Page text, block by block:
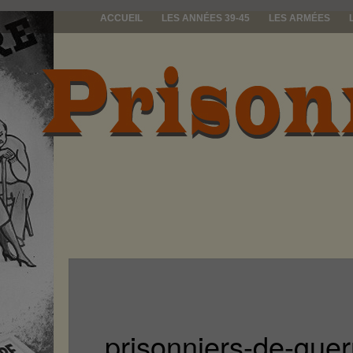
ACCUEIL LES ANNÉES 39-45 LES ARMÉES
prisonniers